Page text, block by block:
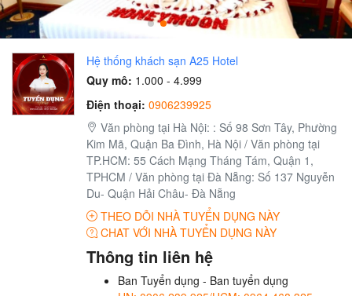
Hệ thống khách sạn A25 Hotel
Quy mô: 1.000 - 4.999
Điện thoại: 0906239925
Văn phòng tại Hà Nội: : Số 98 Sơn Tây, Phường
Kim Mã, Quận Ba Đình, Hà Nội / Văn phòng tại
TP.HCM: 55 Cách Mạng Tháng Tám, Quận 1,
TPHCM / Văn phòng tại Đà Nẵng: Số 137 Nguyễn
Du- Quận Hải Châu- Đà Nẵng
THEO DÕI NHÀ TUYỂN DỤNG NÀY
CHAT VỚI NHÀ TUYỂN DỤNG NÀY
Thông tin liên hệ
Ban Tuyển dụng - Ban tuyển dụng